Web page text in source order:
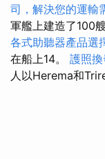
司，解決您的運輸
軍艦上建造了100
各式助聽器產品選
在船上14。 護照
人以Herema和